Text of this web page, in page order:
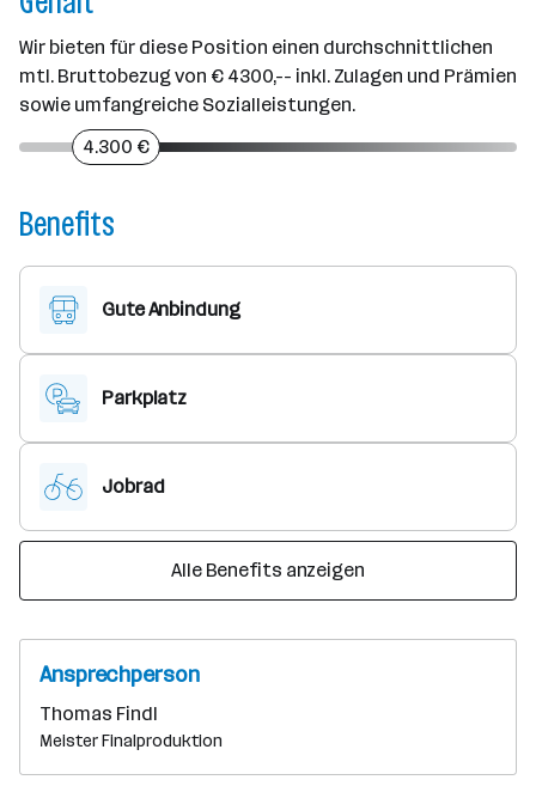
Wir bieten für diese Position einen durchschnittlichen
mtl. Bruttobezug von € 4300,-- inkl. Zulagen und Prämien
sowie umfangreiche Sozialleistungen.
4.300 €
Benefits
Gute Anbindung
Parkplatz
Jobrad
Alle Benefits anzeigen
Ansprechperson
Thomas Findl
Meister Finalproduktion